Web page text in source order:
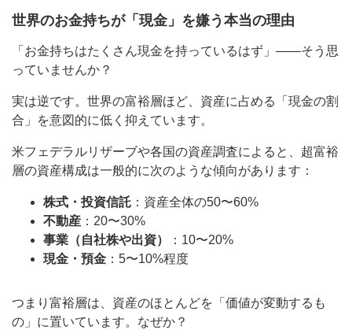
世界のお金持ちが「現金」を嫌う本当の理由
「お金持ちはたくさん現金を持っているはず」——そう思
っていませんか？
実は逆です。世界の富裕層ほど、資産に占める「現金の割
合」を意図的に低く抑えています。
米フェデラルリザーブや各国の資産調査によると、超富裕
層の資産構成は一般的に次のような傾向があります：
株式・投資信託 ：資産全体の50〜60%
不動産 ：20〜30%
事業（自社株や出資）
：10〜20%
現金・預金 ：5〜10%程度
つまり富裕層は、資産のほとんどを「価値が変動するも
の」に置いています。なぜか？